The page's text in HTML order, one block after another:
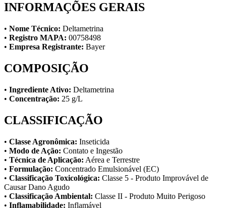
INFORMAÇÕES GERAIS
• Nome Técnico: Deltametrina
• Registro MAPA: 00758498
• Empresa Registrante: Bayer
COMPOSIÇÃO
• Ingrediente Ativo: Deltametrina
• Concentração: 25 g/L
CLASSIFICAÇÃO
• Classe Agronômica: Inseticida
• Modo de Ação: Contato e Ingestão
• Técnica de Aplicação: Aérea e Terrestre
• Formulação: Concentrado Emulsionável (EC)
• Classificação Toxicológica: Classe 5 - Produto Improvável de
Causar Dano Agudo
• Classificação Ambiental: Classe II - Produto Muito Perigoso
• Inflamabilidade: Inflamável